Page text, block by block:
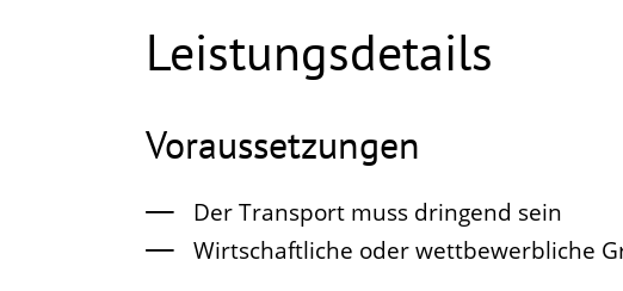
Leistungsdetails
Voraussetzungen
Der Transport muss dringend sein
Wirtschaftliche oder wettbewerbliche